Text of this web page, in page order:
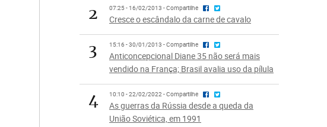
2 07:25 - 16/02/2013 - Compartilhe
Cresce o escândalo da carne de cavalo
3 15:16 - 30/01/2013 - Compartilhe
Anticoncepcional Diane 35 não será mais
vendido na França; Brasil avalia uso da pílula
4 10:10 - 22/02/2022 - Compartilhe
As guerras da Rússia desde a queda da
União Soviética, em 1991